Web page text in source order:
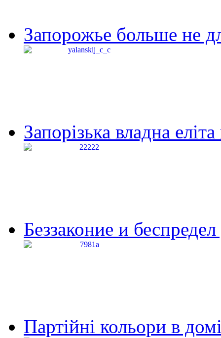
Запорожье больше не
Запорізька владна
Беззаконие и
Партійні кольори в